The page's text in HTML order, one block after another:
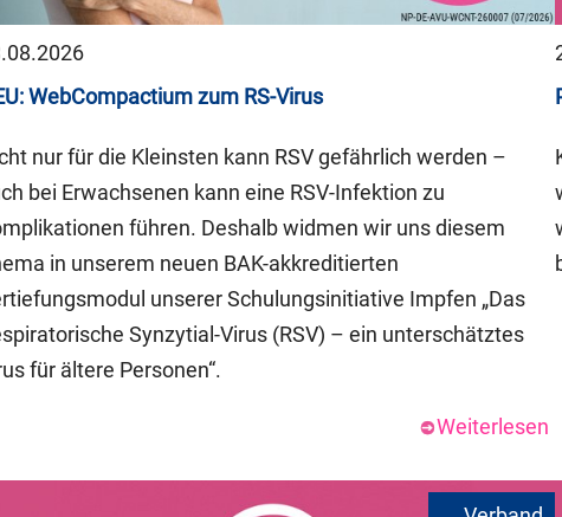
WebCompactium zum RS-Virus
nur für die Kleinsten kann RSV gefährlich werden –
bei Erwachsenen kann eine RSV-Infektion zu
führen. Deshalb widmen wir uns diesem
in unserem neuen BAK-akkreditierten
unserer Schulungsinitiative Impfen „Das
Synzytial-Virus (RSV) – ein unterschätztes
für ältere Personen“.
Weiterlesen